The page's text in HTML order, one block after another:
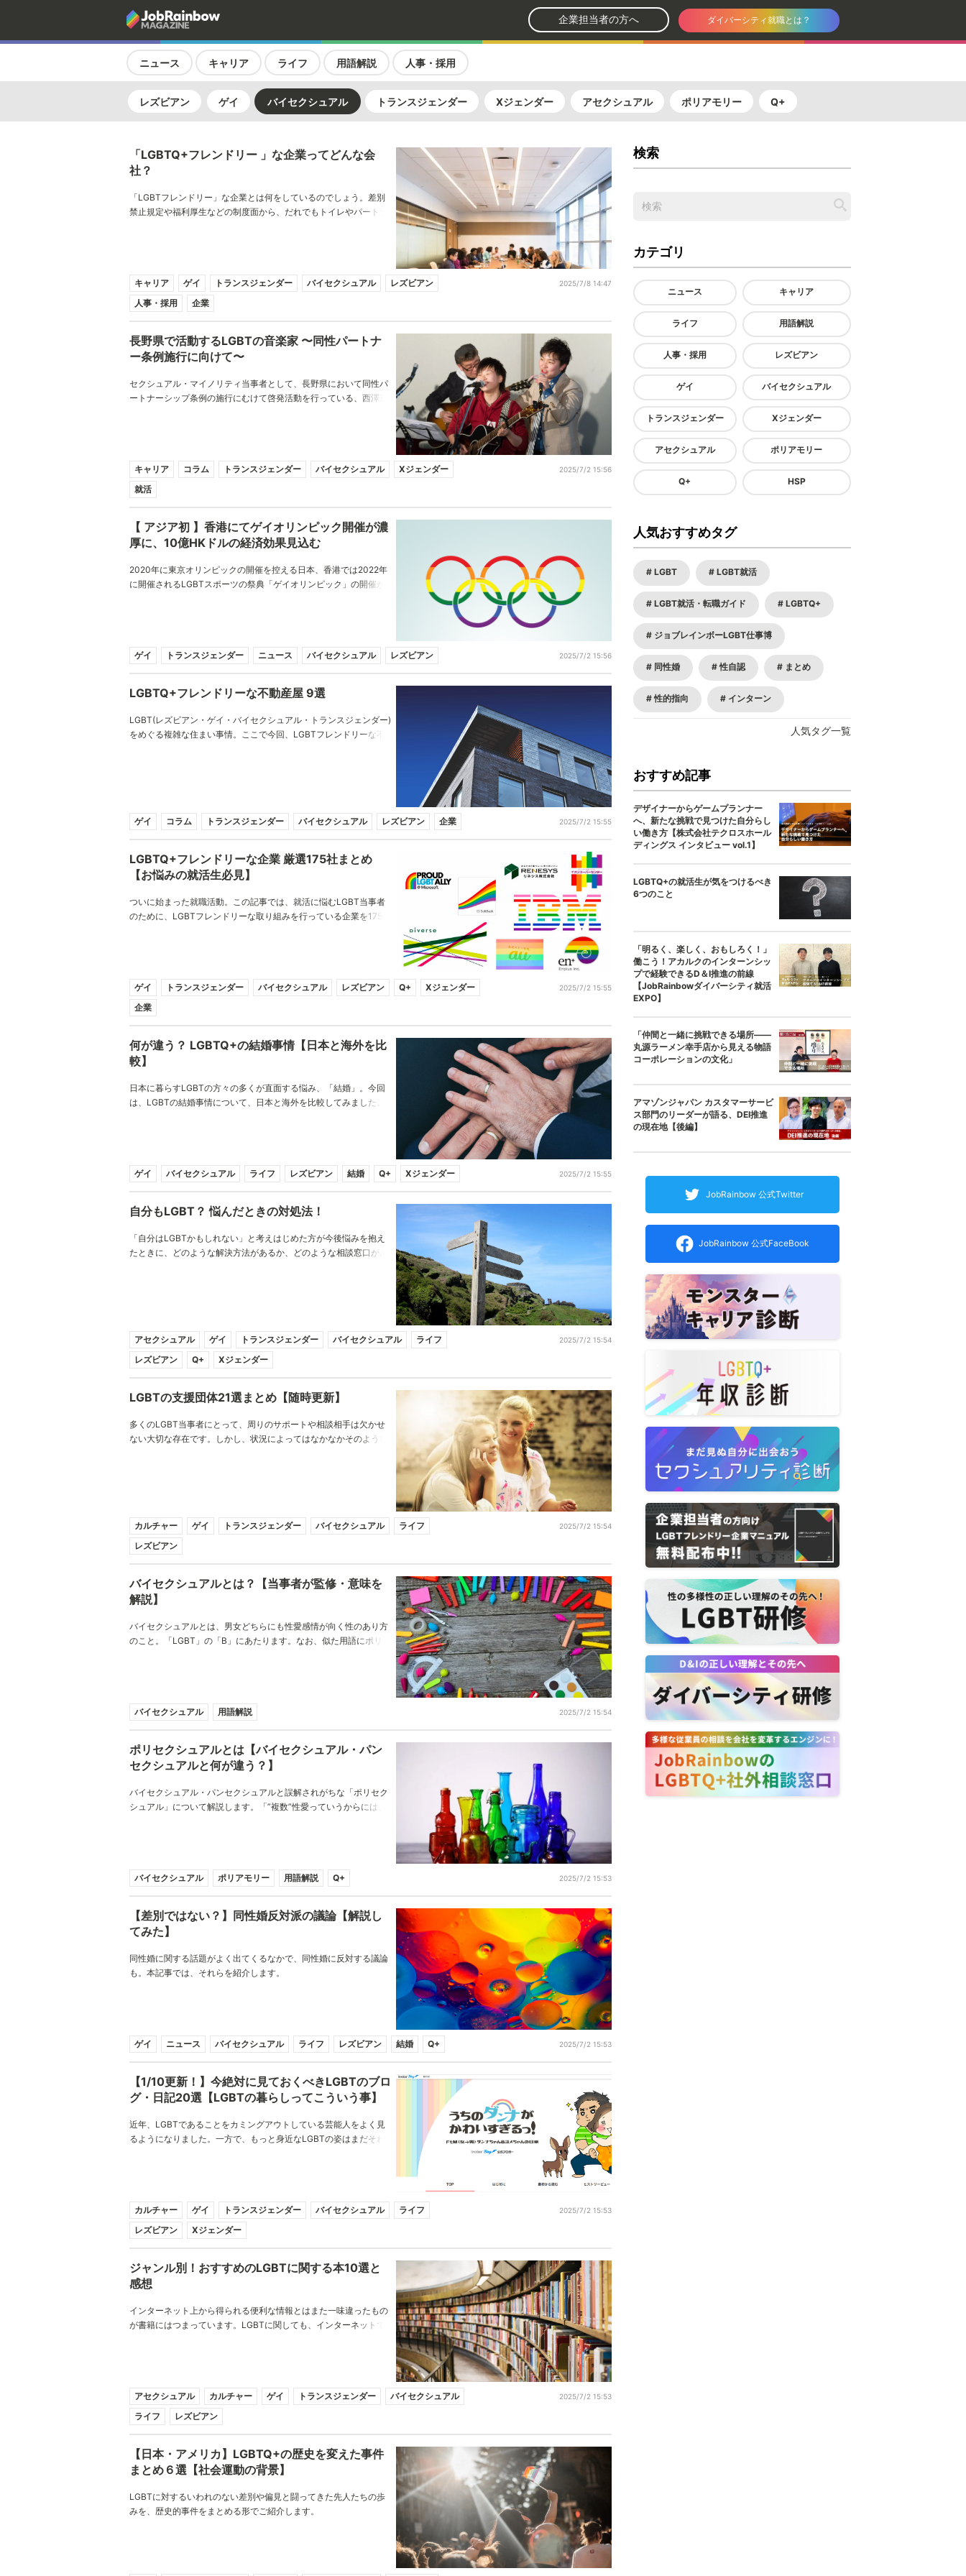
企業担当者の方へ ダイバーシティ就職とは？
ニュース キャリア ライフ 用語解説 人事・採用
レズビアン ゲイ バイセクシュアル トランスジェンダー Xジェンダー アセクシュアル ポリアモリー Q+
「LGBTQ+フレンドリー 」な企業ってどんな会
社？
「LGBTフレンドリー」な企業とは何をしているのでしょう。差別
禁止規定や福利厚生などの制度面から、だれでもトイレやパートナ
キャリア ゲイ トランスジェンダー バイセクシュアル
レズビアン
人事・採用
企業
2025/7/8 14:47
長野県で活動するLGBTの音楽家 〜同性パートナ
ー条例施行に向けて〜
セクシュアル・マイノリティ当事者として、長野県において同性パ
ートナーシップ条例の施行にむけて啓発活動を行っている、西澤芽
キャリア コラム トランスジェンダー バイセクシュアル
Xジェンダー
就活
2025/7/2 15:56
【 アジア初 】香港にてゲイオリンピック開催が濃
厚に、10億HKドルの経済効果見込む
2020年に東京オリンピックの開催を控える日本、香港では2022年
に開催されるLGBTスポーツの祭典「ゲイオリンピック」の開催が
ゲイ トランスジェンダー ニュース バイセクシュアル レズビアン 2025/7/2 15:56
LGBTQ+フレンドリーな不動産屋 9選
LGBT(レズビアン・ゲイ・バイセクシュアル・トランスジェンダー)
をめぐる複雑な住まい事情。ここで今回、LGBTフレンドリーな不
ゲイ コラム トランスジェンダー バイセクシュアル レズビアン 企業 2025/7/2 15:55
LGBTQ+フレンドリーな企業 厳選175社まとめ
【お悩みの就活生必見】
ついに始まった就職活動。この記事では、就活に悩むLGBT当事者
のために、LGBTフレンドリーな取り組みを行っている企業を175社
ゲイ トランスジェンダー バイセクシュアル レズビアン Q+
Xジェンダー
企業
2025/7/2 15:55
何が違う？ LGBTQ+の結婚事情【日本と海外を比
較】
日本に暮らすLGBTの方々の多くが直面する悩み、「結婚」。今回
は、LGBTの結婚事情について、日本と海外を比較してみました。
ゲイ バイセクシュアル ライフ レズビアン 結婚 Q+ Xジェンダー 2025/7/2 15:55
自分もLGBT？ 悩んだときの対処法！
「自分はLGBTかもしれない」と考えはじめた方が今後悩みを抱え
たときに、どのような解決方法があるか、どのような相談窓口があ
アセクシュアル ゲイ トランスジェンダー バイセクシュアル
ライフ
レズビアン
Q+ Xジェンダー
2025/7/2 15:54
LGBTの支援団体21選まとめ【随時更新】
多くのLGBT当事者にとって、周りのサポートや相談相手は欠かせ
ない大切な存在です。しかし、状況によってはなかなかそのような
カルチャー ゲイ トランスジェンダー バイセクシュアル
ライフ
レズビアン
2025/7/2 15:54
バイセクシュアルとは？【当事者が監修・意味を
解説】
バイセクシュアルとは、男女どちらにも性愛感情が向く性のあり方
のこと。「LGBT」の「B」にあたります。なお、似た用語にポリセ
バイセクシュアル 用語解説 2025/7/2 15:54
ポリセクシュアルとは【バイセクシュアル・パン
セクシュアルと何が違う？】
バイセクシュアル・パンセクシュアルと誤解されがちな「ポリセク
シュアル」について解説します。「”複数”性愛っていうからには、
バイセクシュアル ポリアモリー 用語解説 Q+ 2025/7/2 15:53
【差別ではない？】同性婚反対派の議論【解説し
てみた】
同性婚に関する話題がよく出てくるなかで、同性婚に反対する議論
も。本記事では、それらを紹介します。
ゲイ ニュース バイセクシュアル ライフ レズビアン 結婚 Q+ 2025/7/2 15:53
【1/10更新！】今絶対に見ておくべきLGBTのブロ
グ・日記20選【LGBTの暮らしってこういう事】
近年、LGBTであることをカミングアウトしている芸能人をよく見
るようになりました。一方で、もっと身近なLGBTの姿はまだそれ
カルチャー ゲイ トランスジェンダー バイセクシュアル
ライフ
レズビアン
Xジェンダー
2025/7/2 15:53
ジャンル別！おすすめのLGBTに関する本10選と
感想
インターネット上から得られる便利な情報とはまた一味違ったもの
が書籍にはつまっています。LGBTに関しても、インターネットで
アセクシュアル カルチャー ゲイ トランスジェンダー
バイセクシュアル
ライフ
レズビアン
2025/7/2 15:53
【日本・アメリカ】LGBTQ+の歴史を変えた事件
まとめ６選【社会運動の背景】
LGBTに対するいわれのない差別や偏見と闘ってきた先人たちの歩
みを、歴史的事件をまとめる形でご紹介します。
検索
カテゴリ
ニュース キャリア
ライフ 用語解説
人事・採用 レズビアン
ゲイ バイセクシュアル
トランスジェンダー Xジェンダー
アセクシュアル ポリアモリー
Q+ HSP
人気おすすめタグ
LGBT LGBT就活
LGBT就活・転職ガイド LGBTQ+
ジョブレインボーLGBT仕事博
同性婚 性自認 まとめ
性的指向 インターン
人気タグ一覧
おすすめ記事
デザイナーからゲームプランナー
へ、新たな挑戦で見つけた自分らし
い働き方【株式会社テクロスホール
ディングス インタビュー vol.1】
LGBTQ+の就活生が気をつけるべき
6つのこと
「明るく、楽しく、おもしろく！」
働こう！アカルクのインターンシッ
プで経験できるD＆I推進の前線
【JobRainbowダイバーシティ就活
EXPO】
「仲間と一緒に挑戦できる場所——
丸源ラーメン幸手店から見える物語
コーポレーションの文化」
アマゾンジャパン カスタマーサービ
ス部門のリーダーが語る、DEI推進
の現在地【後編】
JobRainbow 公式Twitter
JobRainbow 公式FaceBook